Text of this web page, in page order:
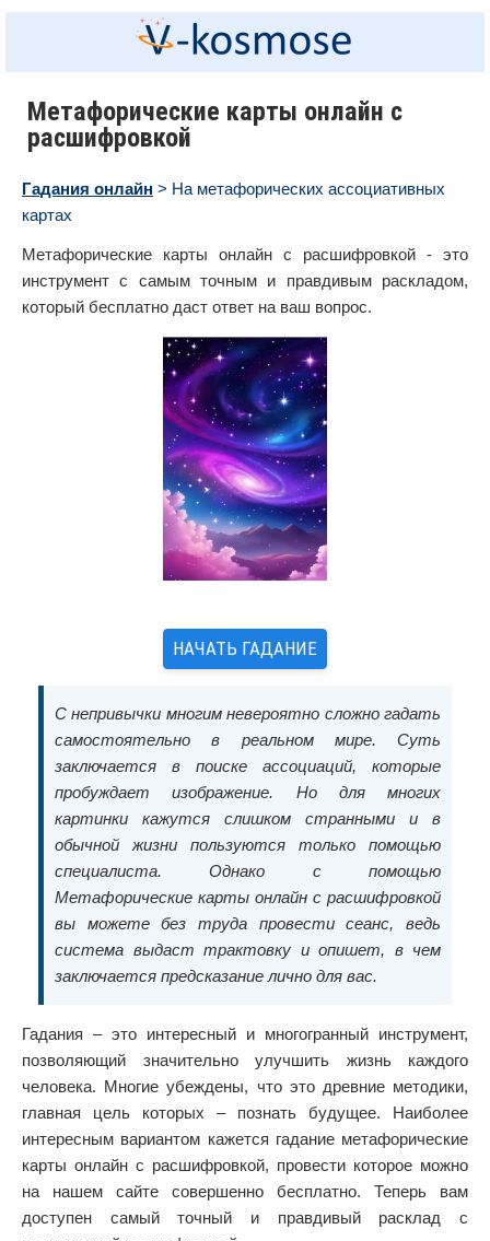
Метафорические карты онлайн с
расшифровкой
Гадания онлайн > На метафорических ассоциативных
картах
Метафорические карты онлайн с расшифровкой - это
инструмент с самым точным и правдивым раскладом,
который бесплатно даст ответ на ваш вопрос.
НАЧАТЬ ГАДАНИЕ
С непривычки многим невероятно сложно гадать
самостоятельно в реальном мире. Суть
заключается в поиске ассоциаций, которые
пробуждает изображение. Но для многих
картинки кажутся слишком странными и в
обычной жизни пользуются только помощью
специалиста. Однако с помощью
Метафорические карты онлайн с расшифровкой
вы можете без труда провести сеанс, ведь
система выдаст трактовку и опишет, в чем
заключается предсказание лично для вас.
Гадания – это интересный и многогранный инструмент,
позволяющий значительно улучшить жизнь каждого
человека. Многие убеждены, что это древние методики,
главная цель которых – познать будущее. Наиболее
интересным вариантом кажется гадание метафорические
карты онлайн с расшифровкой, провести которое можно
на нашем сайте совершенно бесплатно. Теперь вам
доступен самый точный и правдивый расклад с